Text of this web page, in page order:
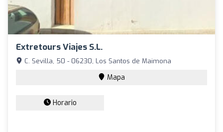
Extretours Viajes S.l.
C. Sevilla, 50 - 06230, Los Santos de Maimona
Mapa
Horario